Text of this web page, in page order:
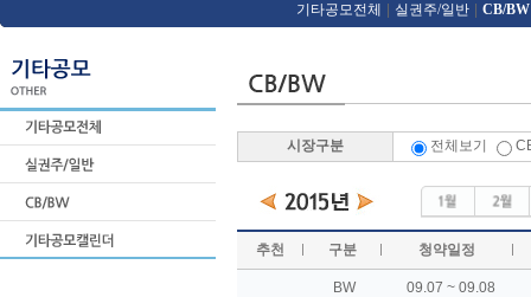
기타공모전체 실권주/일반 CB/BW
시장구분 전체보기
추천 구분 청약일정
BW 09.07 ~ 09.08